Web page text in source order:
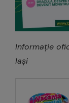
Informație
Iași